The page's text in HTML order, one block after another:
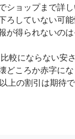
ショップまで詳
ろしていない可
が得られないの
較にならない安
どころか赤字に
上の割引は期待で